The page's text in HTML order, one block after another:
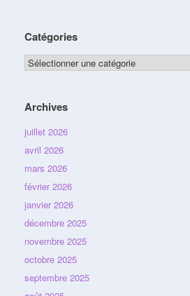
Catégories
Catégories
Archives
juillet 2026
avril 2026
mars 2026
février 2026
janvier 2026
décembre 2025
novembre 2025
octobre 2025
septembre 2025